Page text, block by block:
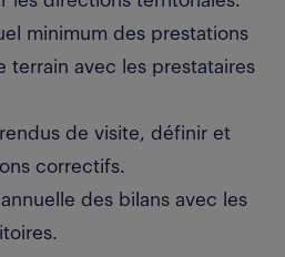
minimum des prestations
terrain avec les prestataires
de visite, définir et
correctifs.
des bilans avec les